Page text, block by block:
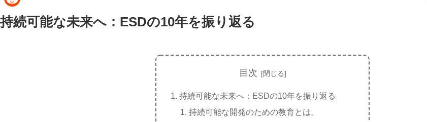
持続可能な未来へ：ESDの10年を振り返る
目次
持続可能な未来へ：ESDの10年を振り返る
持続可能な開発のための教育とは。
c
e
a
R
e